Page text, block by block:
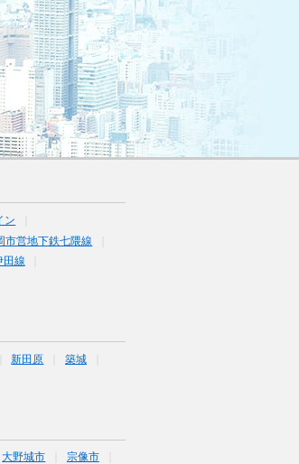
ン
市営地下鉄七隈線
田線
新田原
築城
大野城市
宗像市